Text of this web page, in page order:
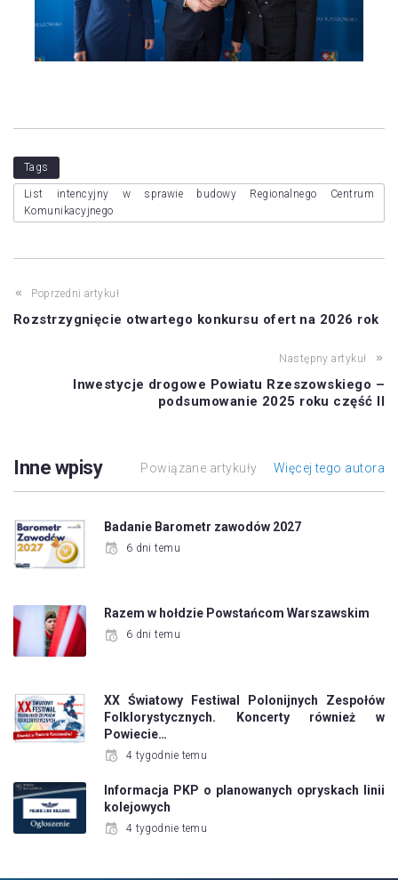
Tags
List intencyjny w sprawie budowy Regionalnego Centrum
Komunikacyjnego
Poprzedni artykuł
Rozstrzygnięcie otwartego konkursu ofert na 2026 rok
Następny artykuł
Inwestycje drogowe Powiatu Rzeszowskiego –
podsumowanie 2025 roku część II
Inne wpisy Powiązane artykuły Więcej tego autora
Badanie Barometr zawodów 2027
6 dni temu
Razem w hołdzie Powstańcom Warszawskim
6 dni temu
XX Światowy Festiwal Polonijnych Zespołów
Folklorystycznych. Koncerty również w
Powiecie…
4 tygodnie temu
Informacja PKP o planowanych opryskach linii
kolejowych
4 tygodnie temu